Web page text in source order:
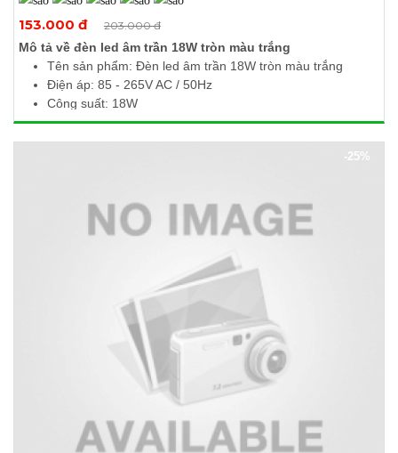
Xem thêm ảnh
153.000 đ 203.000 đ
Mô tả về đèn led âm trần 18W tròn màu trắng
Tên sản phẩm: Đèn led âm trần 18W tròn màu trắng
Điện áp: 85 - 265V AC / 50Hz
Công suất: 18W
Quang thông: 1800Lm
Nhiệt độ màu: 6000 - 6500K
-25%